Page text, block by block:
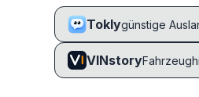
Toklygünstige
VINstory